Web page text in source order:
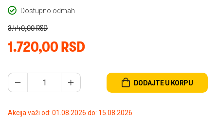
Dostupno odmah
1.720,00 RSD
3.440,00 RSD
DODAJTE U KORPU
Akcija važi od: 01.08.2026 do: 15.08.2026